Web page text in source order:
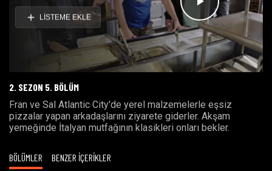
Videoyu
Oynat
LİSTEME EKLE
2. SEZON 5. BÖLÜM
Fran ve Sal Atlantic City'de yerel malzemelerle eşsiz
pizzalar yapan arkadaşlarını ziyarete giderler. Akşam
yemeğinde İtalyan mutfağının klasikleri onları bekler.
BÖLÜMLER BENZER İÇERİKLER